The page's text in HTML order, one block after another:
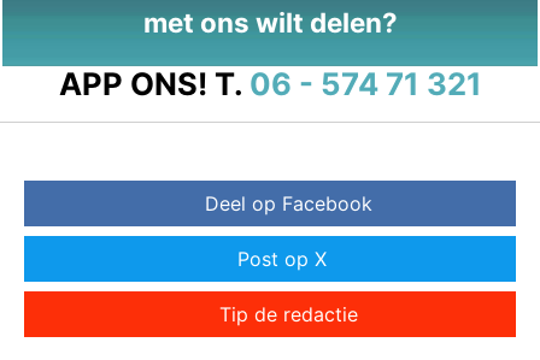
met ons wilt delen?
APP ONS! T. 06 - 574 71 321
Deel op Facebook
Post op X
Tip de redactie